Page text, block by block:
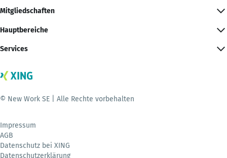
Mitgliedschaften
Hauptbereiche
Services
© New Work SE | Alle Rechte vorbehalten
Impressum
AGB
Datenschutz bei XING
Datenschutzerklärung